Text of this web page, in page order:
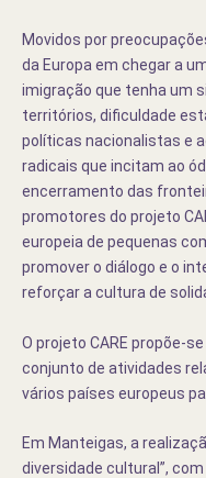
Movidos por
da Europa em chegar a
imigração que tenha um
territórios, dificuldade
políticas nacionalistas e
radicais que incitam ao
encerramento das
promotores do projeto
europeia de pequenas
promover o diálogo e o
reforçar a cultura de
O projeto CARE propõe-
conjunto de atividades
vários países europeus
Em Manteigas, a
diversidade cultural”,